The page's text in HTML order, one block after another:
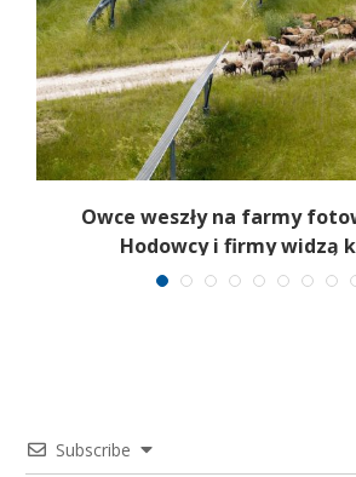
Owce weszły na farmy
Hodowcy i firmy widzą
Subscribe